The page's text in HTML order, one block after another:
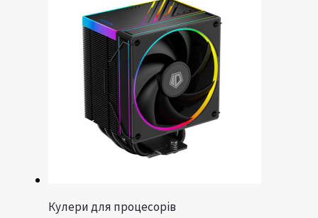
Кулери для процесорів